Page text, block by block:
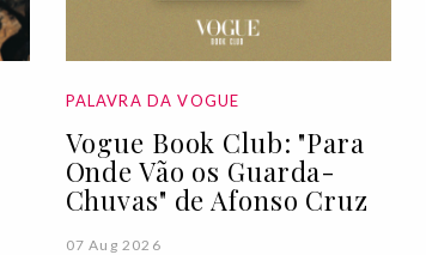
PALAVRA DA VOGUE
Vogue Book Club: "Para
Onde Vão os Guarda-
Chuvas" de Afonso Cruz
07 Aug 2026